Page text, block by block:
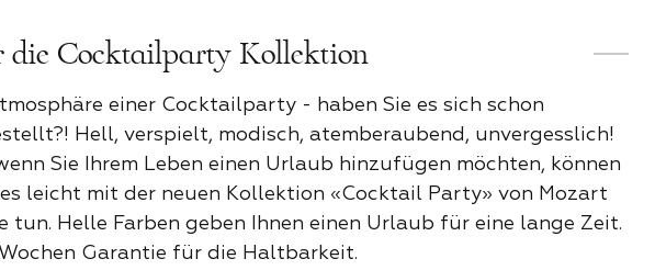
Schockierender Funke
Sinnlichkeit
Sommerzeit
die Cocktailparty Kollektion
einer Cocktailparty - haben Sie es sich schon
Hell, verspielt, modisch, atemberaubend, unvergesslich!
Sie Ihrem Leben einen Urlaub hinzufügen möchten, können
leicht mit der neuen Kollektion «Cocktail Party» von Mozart
tun. Helle Farben geben Ihnen einen Urlaub für eine lange Zeit.
Garantie für die Haltbarkeit.
tippen
House
tippen